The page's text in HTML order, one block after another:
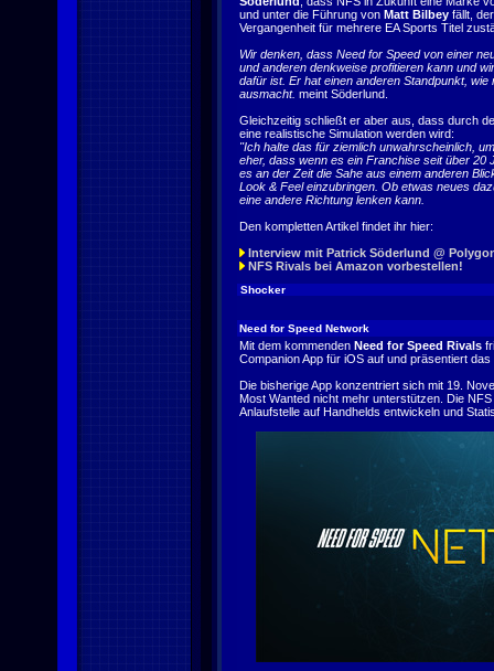
und unter die Führung von Matt Bilbey fällt,
Vergangenheit für mehrere EA Sports Titel
Wir denken, dass Need for Speed von einer
und anderen denkweise profitieren kann und
dafür ist. Er hat einen anderen Standpunkt,
ausmacht. meint Söderlund.
Gleichzeitig schließt er aber aus, dass durch
eine realistische Simulation werden wird:
"Ich halte das für ziemlich unwahrscheinlich,
eher, dass wenn es ein Franchise seit über 20
es an der Zeit die Sahe aus einem anderen
Look & Feel einzubringen. Ob etwas neues
eine andere Richtung lenken kann.
Den kompletten Artikel findet ihr hier:
Interview mit Patrick Söderlund @
NFS Rivals bei Amazon vorbestellen!
Shocker
Need for Speed Network
Mit dem kommenden Need for Speed Rivals
Companion App für iOS auf und präsentiert das
Die bisherige App konzentriert sich mit 19.
Most Wanted nicht mehr unterstützen. Die
Anlaufstelle auf Handhelds entwickeln und